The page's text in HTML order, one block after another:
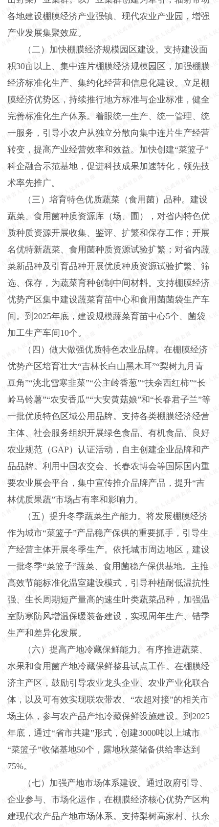
各地建设棚膜经济产业强镇、现代农业产业园，增强
产业发展集聚效应。
（二）加快棚膜经济规模园区建设。支持建设面
积30亩以上、集中连片棚膜经济规模园区，加强棚膜
经济标准化生产、集约化经营和信息化建设。立足棚
膜经济优势区，持续推行地方标准与企业标准，健全
完善标准化生产体系。着眼统一生产、统一管理、统
一服务，引导小农户从独立分散向集中连片生产经营
转变，提高产业经营效率和效益。加快创建“菜篮子”
科企融合示范基地，促进科技成果加速转化，领先技
术率先推广。
（三）培育特色优质蔬菜（食用菌）品种。建设
蔬菜、食用菌种质资源库（场、圃），对省内特色优
质种质资源开展收集、鉴评、扩繁和保存工作；开展
名优特新蔬菜、食用菌种质资源试验扩繁；对省内蔬
菜新品种及引育品种开展优质种质资源试验扩繁、筛
选、保存，为蔬菜育种创制中间材料。支持棚膜经济
优势产区集中建设蔬菜育苗中心和食用菌菌袋生产车
间。到 2025年底，建设规模蔬菜育苗中心5个、菌袋
加工生产车间10个。
（四）做大做强优质特色农业品牌。在棚膜经济
优势产区培育壮大“吉林长白山黑木耳”“梨树九月青
豆角”“洮北雪寒韭菜”“公主岭香葱”“扶余西红柿”“长
岭马铃薯”“农安香瓜”“大安黄菇娘”和“长春君子兰”等
一批优质特色区域公用品牌。支持各类棚膜经济经营
主体、社会服务组织开展绿色食品、有机食品、良好
农业规范（GAP）认证活动，自主创建企业品牌和产
品品牌。利用中国农交会、长春农博会等国际国内重
要农业展会平台，集中宣传推介品牌产品，提升“吉
林优质果蔬”市场占有率和影响力。
（五）提升冬季蔬菜生产能力。将发展棚膜经济
作为城市“菜篮子”产品稳产保供的重要抓手，引导生
产经营主体开展冬季生产。依托城市周边地区，建设
一批冬季“菜篮子”蔬菜、食用菌稳产保供基地。主推
高效节能标准化温室建设模式，引导种植耐低温抗性
强、生长周期短产量高的速生叶类蔬菜品种，加强温
室防寒防风增温保暖装备建设，实现周年生产、错季
生产和差异化发展。
（六）提高产地冷藏保鲜能力。有序推进蔬菜、
水果和食用菌产地冷藏保鲜整县试点工作。在棚膜经
济主产区，鼓励引导农业龙头企业、农业产业化联合
体，以及可有效实现联农带农、 “农超对接”的相关市
场主体，参与农产品产地冷藏保鲜设施建设。到2025
年底，通过“省市共建”形式，创建3000吨以上城市
“菜篮子”收储基地50个，露地秋菜储备供给率达到
75%。
（七）加强产地市场体系建设。通过政府引导、
企业参与、市场化运作，在棚膜经济核心优势产区构
建现代农产品产地市场体系。支持梨树高家村、扶余